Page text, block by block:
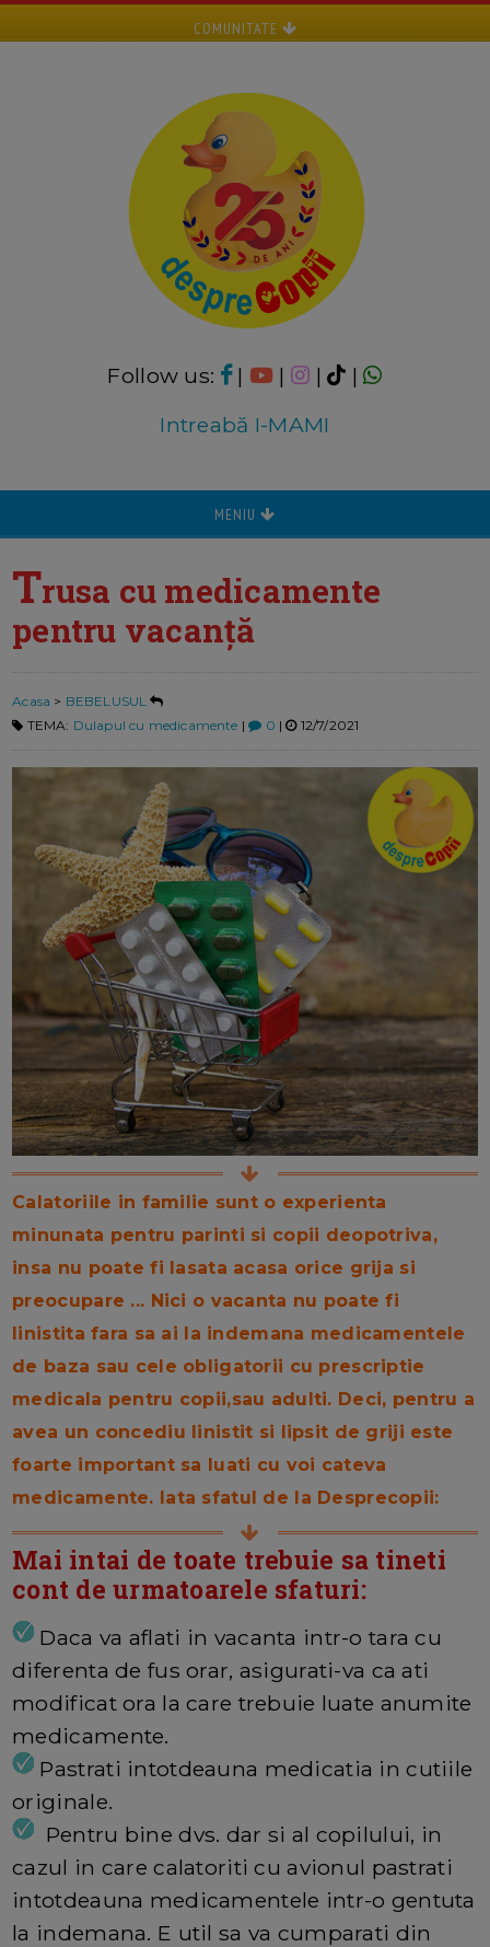
COMUNITATE
Follow us: | | |
|
Intreabă I-MAMI
MENIU
Trusa cu medicamente
pentru vacanță
Acasa > BEBELUSUL
TEMA: Dulapul cu medicamente | 0 | 12/7/2021
Calatoriile in familie sunt o experienta
minunata pentru parinti si copii deopotriva,
insa nu poate fi lasata acasa orice grija si
preocupare ... Nici o vacanta nu poate fi
linistita fara sa ai la indemana medicamentele
de baza sau cele obligatorii cu prescriptie
medicala pentru copii,sau adulti. Deci, pentru a
avea un concediu linistit si lipsit de griji este
foarte important sa luati cu voi cateva
medicamente. Iata sfatul de la Desprecopii:
Mai intai de toate trebuie sa tineti
cont de urmatoarele sfaturi:
Daca va aflati in vacanta intr-o tara cu
diferenta de fus orar, asigurati-va ca ati
modificat ora la care trebuie luate anumite
medicamente.
Pastrati intotdeauna medicatia in cutiile
originale.
Pentru bine dvs. dar si al copilului, in
cazul in care calatoriti cu avionul pastrati
intotdeauna medicamentele intr-o gentuta
la indemana. E util sa va cumparati din